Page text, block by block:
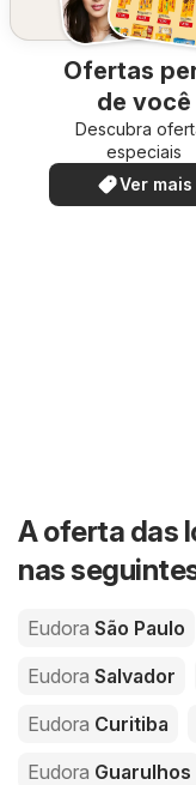
Ofertas
de você
Descubra
especiais
Ver mais
A oferta das
nas
Eudora São Paulo
Eudora Salvador
Eudora Curitiba
Eudora Guarulhos